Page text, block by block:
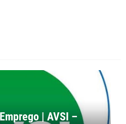
| AVSI –